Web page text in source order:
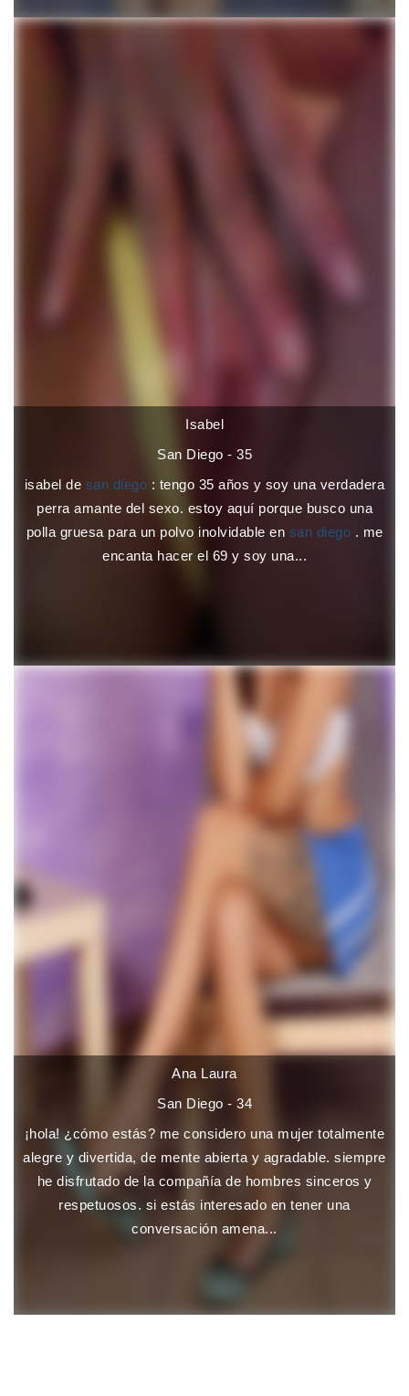
Isabel
San Diego - 35
isabel de san diego : tengo 35 años y soy una verdadera
perra amante del sexo. estoy aquí porque busco una
polla gruesa para un polvo inolvidable en san diego . me
encanta hacer el 69 y soy una...
Ana Laura
San Diego - 34
¡hola! ¿cómo estás? me considero una mujer totalmente
alegre y divertida, de mente abierta y agradable. siempre
he disfrutado de la compañía de hombres sinceros y
respetuosos. si estás interesado en tener una
conversación amena...